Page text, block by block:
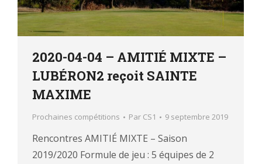
2020-04-04 – AMITIÉ MIXTE –
LUBÉRON2 reçoit SAINTE
MAXIME
Prochaines compétitions Par CS1 9 septembre 2019
Rencontres AMITIÉ MIXTE – Saison
2019/2020 Formule de jeu : 5 équipes de 2